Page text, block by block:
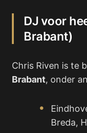
DJ voor
Brabant)
Chris Riven is te
Brabant, onder
Breda,